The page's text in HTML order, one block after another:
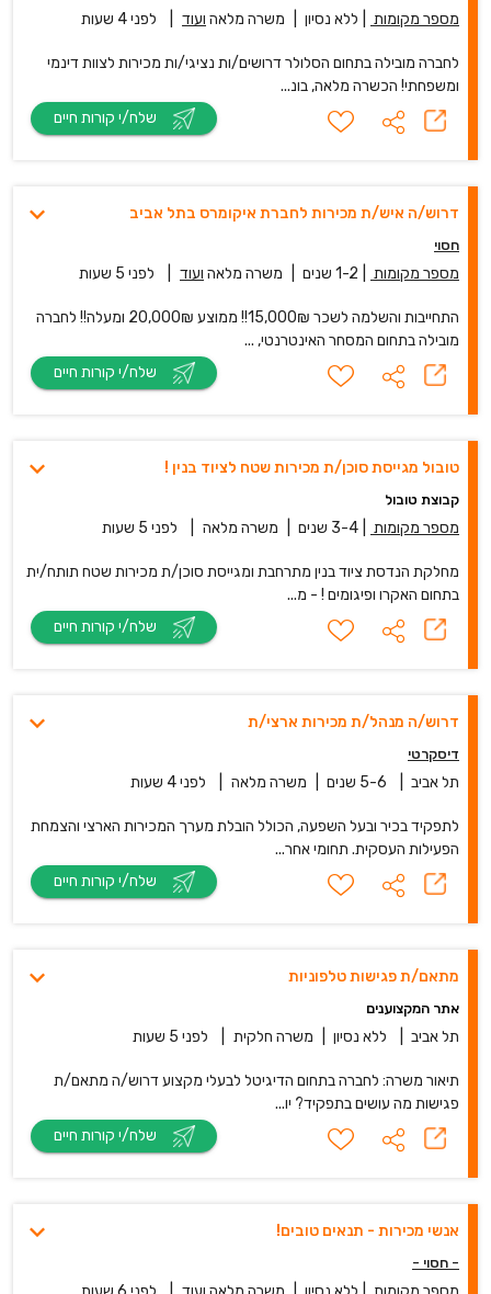
מספר מקומות ללא נסיון משרה מלאה ועוד לפני 4 שעות
לחברה מובילה בתחום הסלולר דרושים/ות נציגי/ות מכירות לצוות דינמי
ומשפחתי! הכשרה מלאה, בונ...
דרוש/ה איש/ת מכירות לחברת איקומרס בתל אביב
חסוי
מספר מקומות 1-2 שנים משרה מלאה ועוד לפני 5 שעות
התחייבות והשלמה לשכר 15,000₪!! ממוצע 20,000₪ ומעלה!! לחברה
מובילה בתחום המסחר האינטרנטי, ...
טובול מגייסת סוכן/ת מכירות שטח לציוד בנין !
קבוצת טובול
מספר מקומות 3-4 שנים משרה מלאה לפני 5 שעות
מחלקת הנדסת ציוד בנין מתרחבת ומגייסת סוכן/ת מכירות שטח תותח/ית
בתחום האקרו ופיגומים ! - מ...
דרוש/ה מנהל/ת מכירות ארצי/ת
דיסקרטי
תל אביב 5-6 שנים משרה מלאה לפני 4 שעות
לתפקיד בכיר ובעל השפעה, הכולל הובלת מערך המכירות הארצי והצמחת
הפעילות העסקית. תחומי אחר...
מתאם/ת פגישות טלפוניות
אתר המקצוענים
תל אביב ללא נסיון משרה חלקית לפני 5 שעות
תיאור משרה: לחברה בתחום הדיגיטל לבעלי מקצוע דרוש/ה מתאם/ת
פגישות מה עושים בתפקיד? יו...
אנשי מכירות - תנאים טובים!
- חסוי -